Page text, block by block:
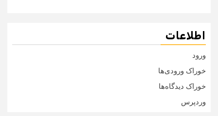
اطلاعات
ورود
خوراک ورودی‌ها
خوراک دیدگاه‌ها
وردپرس